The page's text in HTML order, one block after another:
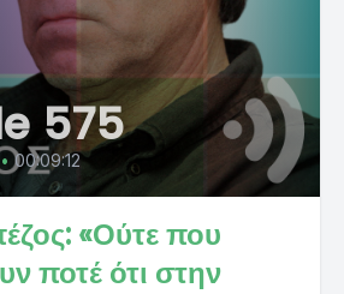
575
• 00:09:12
«Ούτε που
ποτέ ότι στην